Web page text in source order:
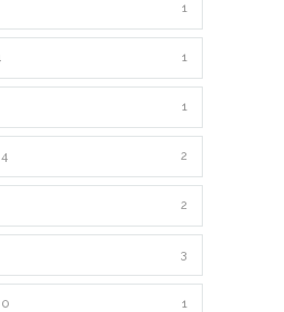
1
1
1
2
2
3
1